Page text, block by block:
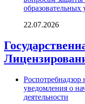
образовательных
22.07.2026
Роспотребнадзор
уведомления о
деятельности